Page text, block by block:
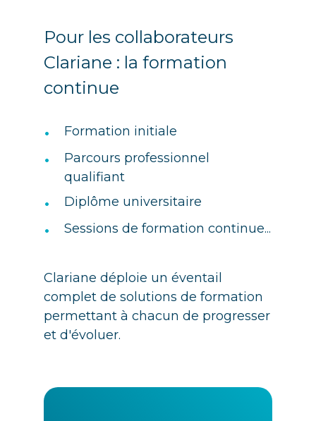
Pour les collaborateurs
Clariane : la formation
continue
• Formation initiale
•
Parcours professionnel
qualifiant
• Diplôme universitaire
• Sessions de formation continue...
Clariane déploie un éventail
complet de solutions de formation
permettant à chacun de progresser
et d'évoluer.